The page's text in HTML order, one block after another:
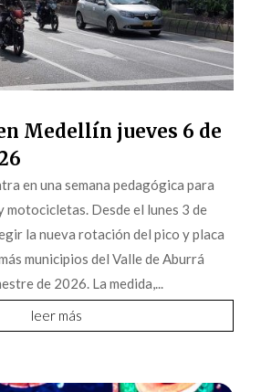
Medellín jueves 6 de
en una semana pedagógica para
Desde el lunes 3 de
la nueva rotación del pico y placa
municipios del Valle de Aburrá
de 2026. La medida,...
leer más